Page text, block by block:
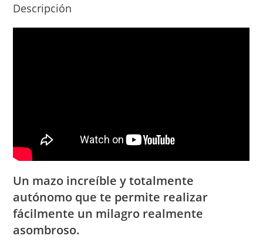
Descripción
Un mazo increíble y totalmente
autónomo que te permite realizar
fácilmente un milagro realmente
asombroso.